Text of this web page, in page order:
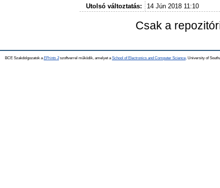
Utolsó változtatás: 14 Jún 2018 11:10
Csak a
BCE Szakdolgozatok a EPrints 3szoftverrel működik, amelyet a School of Electronics and Computer Science, University of